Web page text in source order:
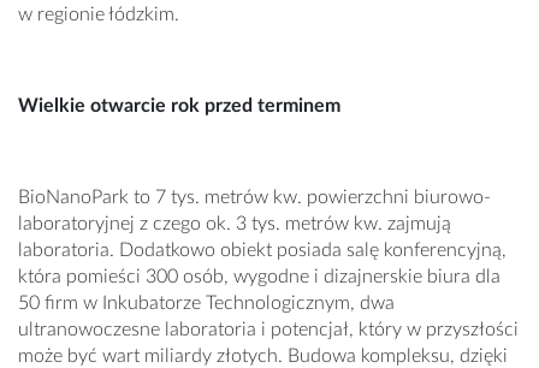
w regionie łódzkim.
Wielkie otwarcie rok przed terminem
BioNanoPark to 7 tys. metrów kw. powierzchni biurowo-
laboratoryjnej z czego ok. 3 tys. metrów kw. zajmują
laboratoria. Dodatkowo obiekt posiada salę konferencyjną,
która pomieści 300 osób, wygodne i dizajnerskie biura dla
50 firm w Inkubatorze Technologicznym, dwa
ultranowoczesne laboratoria i potencjał, który w przyszłości
może być wart miliardy złotych. Budowa kompleksu, dzięki